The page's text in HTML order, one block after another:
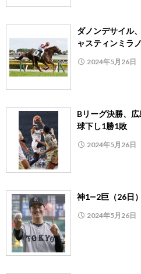
ダノンデサイル
ャスティンミラ
2024年5月26日
Bリーグ決勝、
球下し1勝1敗
2024年5月26日
神1―2巨（26日
2024年5月26日